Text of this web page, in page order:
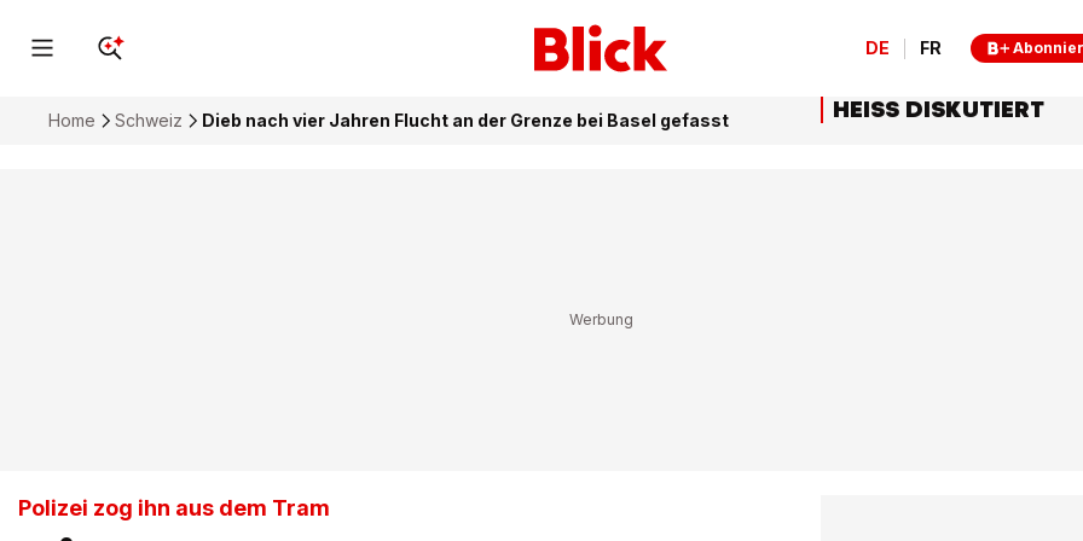
DE FR
Home Schweiz Dieb nach vier Jahren Flucht an der Grenze bei Basel gefasst
Polizei zog ihn aus dem Tram
HEISS DISKUTIERT